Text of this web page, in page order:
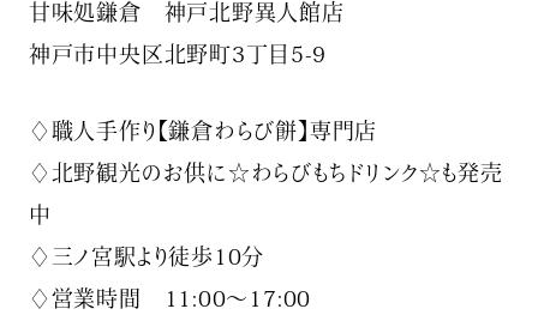
甘味処鎌倉 神戸北野異人館店
神戸市中央区北野町3丁目5-9
♢職人手作り【鎌倉わらび餅】専門店
♢北野観光のお供に☆わらびもちドリンク☆も発売
中
♢三ノ宮駅より徒歩10分
♢営業時間 11:00〜17:00